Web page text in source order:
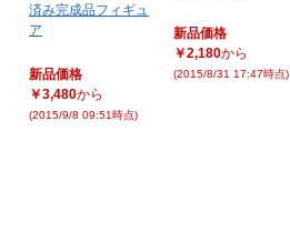
済み完成品フィギュ
ア
新品価格
￥3,480から
(2015/9/8 09:51時点)
新品価格
￥2,180から
(2015/8/31 17:47時点)